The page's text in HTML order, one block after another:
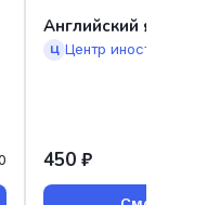
Английский язык
Ц
450 ₽